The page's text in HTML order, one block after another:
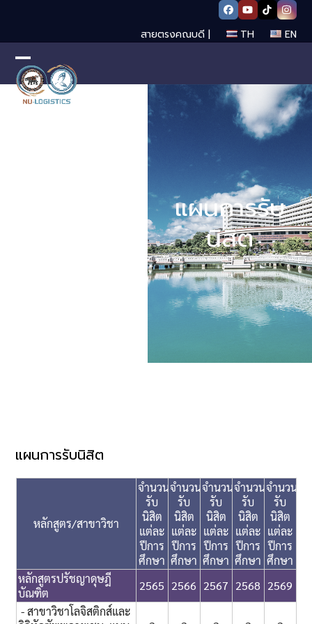
content
Facebook
YouTube
Tiktok
สายตรงคณบดี | TH EN
Open
mobile
Close
mobile
แผนการรับ
นิสิต
แผนการรับนิสิต
หลักสูตร/สาขาวิชา
จำนวน
รับ
นิสิต
แต่ละ
ปีการ
ศึกษา
จำนวน
รับ
นิสิต
แต่ละ
ปีการ
ศึกษา
จำนวน
รับ
นิสิต
แต่ละ
ปีการ
ศึกษา
จำนวน
รับ
นิสิต
แต่ละ
ปีการ
ศึกษา
จำนวน
รับ
นิสิต
แต่ละ
ปีการ
ศึกษา
หลักสูตรปรัชญาดุษฎี
บัณฑิต
2565 2566 2567 2568 2569
- สาขาวิชาโลจิสติกส์และ